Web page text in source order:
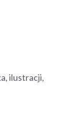
ilustracji,